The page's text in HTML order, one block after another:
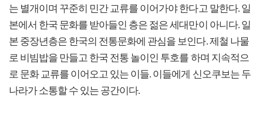
는 별개이며 꾸준히 민간 교류를 이어가야 한다고 말한다. 일
본에서 한국 문화를 받아들인 층은 젊은 세대만이 아니다. 일
본 중장년층은 한국의 전통문화에 관심을 보인다. 제철 나물
로 비빔밥을 만들고 한국 전통 놀이인 투호를 하며 지속적으
로 문화 교류를 이어오고 있는 이들. 이들에게 신오쿠보는 두
나라가 소통할 수 있는 공간이다.